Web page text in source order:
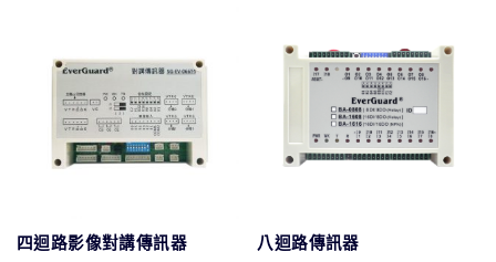
四迴路影像對講傳訊器 八迴路傳訊器